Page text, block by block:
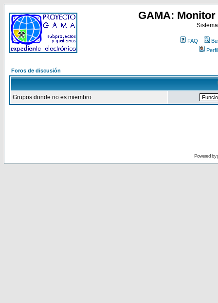
GAMA:
FAQ
Perfil
Foros de discusión
Grupos donde no es miembro
Powered by